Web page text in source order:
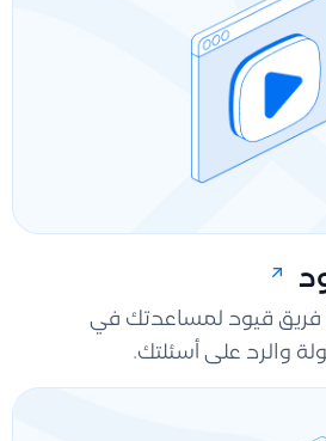
فريق قيود لمساعدتك في
والرد على أسئلتك.